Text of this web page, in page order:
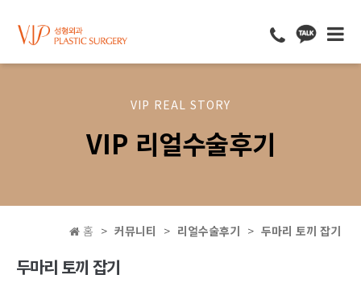
VIP REAL STORY
VIP 리얼수술후기
홈 커뮤니티 리얼수술후기 두마리 토끼 잡기
두마리 토끼 잡기